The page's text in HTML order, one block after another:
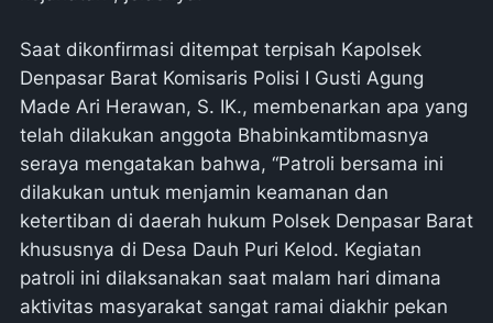
Saat dikonfirmasi ditempat terpisah Kapolsek
Denpasar Barat Komisaris Polisi I Gusti Agung
Made Ari Herawan, S. IK., membenarkan apa yang
telah dilakukan anggota Bhabinkamtibmasnya
seraya mengatakan bahwa, “Patroli bersama ini
dilakukan untuk menjamin keamanan dan
ketertiban di daerah hukum Polsek Denpasar Barat
khususnya di Desa Dauh Puri Kelod. Kegiatan
patroli ini dilaksanakan saat malam hari dimana
aktivitas masyarakat sangat ramai diakhir pekan